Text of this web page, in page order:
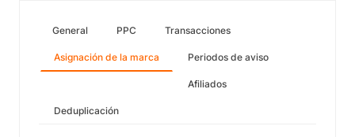
General PPC Transacciones
Asignación de la marca Periodos de aviso
Afiliados
Deduplicación